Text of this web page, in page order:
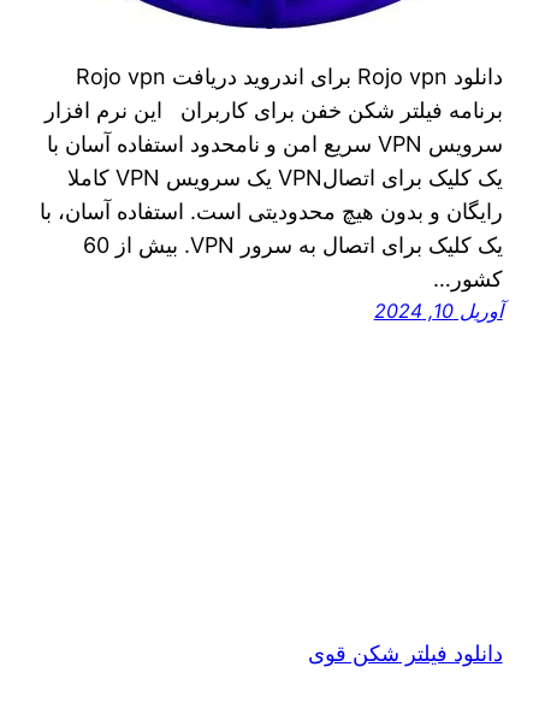
دانلود Rojo vpn برای اندروید دریافت Rojo vpn
برنامه فیلتر شکن خفن برای کاربران این نرم افزار
سرویس VPN سریع امن و نامحدود استفاده آسان با
یک کلیک برای اتصالVPN یک سرویس VPN کاملا
رایگان و بدون هیچ محدودیتی است. استفاده آسان، با
یک کلیک برای اتصال به سرور VPN. بیش از 60
کشور…
آوریل 10, 2024
دانلود فیلتر شکن قوی